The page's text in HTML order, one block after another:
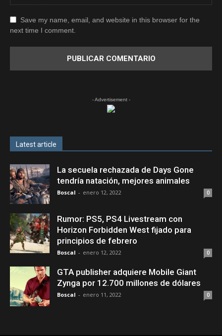
Save my name, email, and website in this browser for the
next time I comment.
- Advertisement -
Latest article
La secuela rechazada de Days Gone
tendría natación, mejores animales
Boscal - enero 12, 2022 0
Rumor: PS5, PS4 Livestream con
Horizon Forbidden West fijado para
principios de febrero
Boscal - enero 12, 2022 0
GTA publisher adquiere Mobile Giant
Zynga por 12.700 millones de dólares
Boscal - enero 11, 2022 0